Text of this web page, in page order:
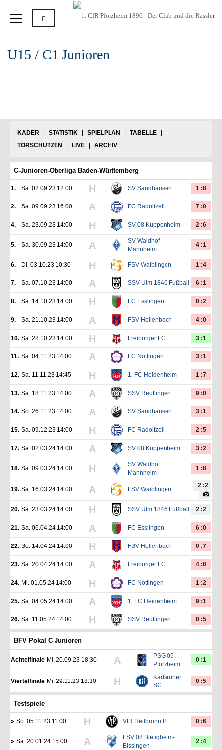
U15 / C1 Junioren
KADER STATISTIK SPIELPLAN TABELLE
TORSCHÜTZEN
LIVE ARCHIV
C-Junioren-Oberliga Baden-Württemberg
1. Sa. 02.09.23 12:00 H SV Sandhausen 1:8
2. Sa. 09.09.23 16:00 A FC Radolfzell 7:0
4. Sa. 23.09.23 14:00 H SV 08 Kuppenheim 2:6
5. Sa. 30.09.23 14:00 A
SV Waldhof
Mannheim
4:1
6. Di. 03.10.23 10:30 H FSV Waiblingen 1:4
7. Sa. 07.10.23 14:00 A SSV Ulm 1846 Fußball 6:1
8. Sa. 14.10.23 14:00 H FC Esslingen 0:2
9. Sa. 21.10.23 14:00 A FSV Hollenbach 4:0
10. Sa. 28.10.23 14:00 H Freiburger FC 3:1
11. Sa. 04.11.23 14:00 A FC Nöttingen 3:1
12. Sa. 11.11.23 14:45 H 1. FC Heidenheim 1:7
13. Sa. 18.11.23 14:00 A SSV Reutlingen 9:0
14. So. 26.11.23 14:00 A SV Sandhausen 3:1
15. Sa. 09.12.23 14:00 H FC Radolfzell 2:5
17. Sa. 02.03.24 14:00 A SV 08 Kuppenheim 3:2
18. Sa. 09.03.24 14:00 H
SV Waldhof
Mannheim
1:8
19. Sa. 16.03.24 14:00 A FSV Waiblingen
2:2
20. Sa. 23.03.24 14:00 H SSV Ulm 1846 Fußball 2:2
21. Sa. 06.04.24 14:00 A FC Esslingen 6:0
22. So. 14.04.24 14:00 H FSV Hollenbach 0:7
23. Sa. 20.04.24 14:00 A Freiburger FC 4:0
24. Mi. 01.05.24 14:00 H FC Nöttingen 1:2
25. Sa. 04.05.24 14:00 A 1. FC Heidenheim 9:1
26. Sa. 11.05.24 14:00 H SSV Reutlingen 0:5
BFV Pokal C Junioren
Achtelfinale Mi. 20.09.23 18:30 A
PSG 05
Pforzheim
0:1
Viertelfinale Mi. 29.11.23 18:30 H
Karlsruher
SC
0:5
Testspiele
» So. 05.11.23 11:00 H VfR Heilbronn II 0:6
» Sa. 20.01.24 15:00 A
FSV 08 Bietigheim-
Bissingen
2:4